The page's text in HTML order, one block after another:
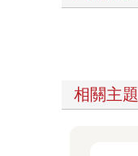
相關主題